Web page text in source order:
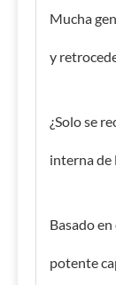
Mucha
y
¿Solo se
interna de
Basado
potente